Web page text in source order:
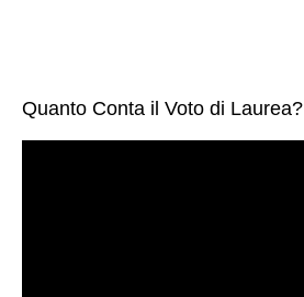
Quanto Conta il Voto di Laurea?